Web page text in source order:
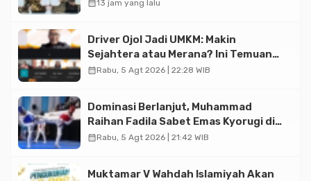
calendar_month13 jam yang lalu
Driver Ojol Jadi UMKM: Makin
Sejahtera atau Merana? Ini Temuan
Diskusi Paramadina
calendar_monthRabu, 5 Agt 2026 | 22:28 WIB
Dominasi Berlanjut, Muhammad
Raihan Fadila Sabet Emas Kyorugi di
Asian Taekwondo Indonesia Open
calendar_monthRabu, 5 Agt 2026 | 21:42 WIB
Muktamar V Wahdah Islamiyah Akan